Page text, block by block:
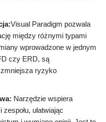
Visual Paradigm pozwala
między różnymi typami
wprowadzone w jednym
czy ERD, są
ryzyko
Narzędzie wspiera
ułatwiając